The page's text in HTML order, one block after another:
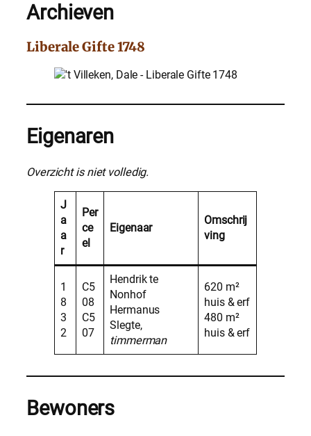
Archieven
Liberale Gifte 1748
Eigenaren
Overzicht is niet volledig.
J
a
a
r
Per
ce
el
Eigenaar
Omschrij
ving
1
8
3
2
C5
08
C5
07
Hendrik te
Nonhof
Hermanus
Slegte,
timmerman
620 m²
huis & erf
480 m²
huis & erf
Bewoners